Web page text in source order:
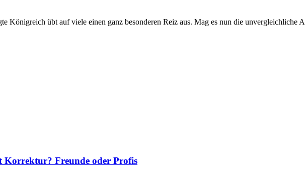
Königreich übt auf viele einen ganz besonderen Reiz aus. Mag es nun die unvergleichliche
Korrektur? Freunde oder Profis